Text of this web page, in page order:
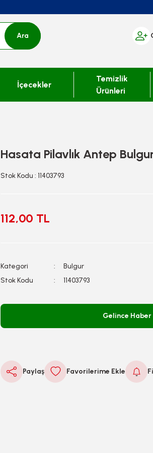
Ara
İçecekler
Temizlik
Ürünleri
Hasata Pilavlık Antep
Stok Kodu : 11403793
112,00 TL
Kategori
Bulgur
Stok Kodu
11403793
Gelince Haber
Paylaş